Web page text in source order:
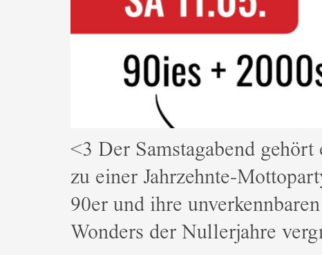
<3 Der Samstagabend
zu einer Jahrzehnte-
90er und ihre
Wonders der Nullerjahre